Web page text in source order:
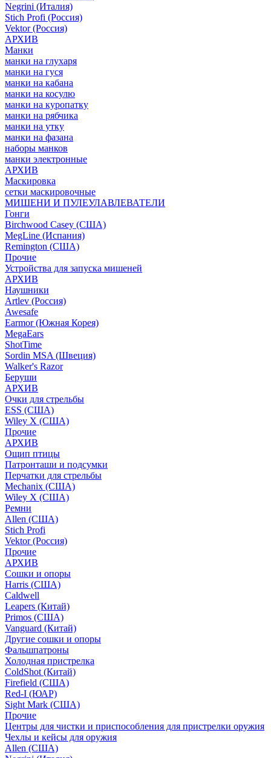
Negrini (Италия)
Stich Profi (Россия)
Vektor (Россия)
АРХИВ
Манки
манки на глухаря
манки на гуся
манки на кабана
манки на косулю
манки на куропатку
манки на рябчика
манки на утку
манки на фазана
наборы манков
манки электронные
АРХИВ
Маскировка
сетки маскировочные
МИШЕНИ И ПУЛЕУЛАВЛЕВАТЕЛИ
Гонги
Birchwood Casey (США)
MegLine (Испания)
Remington (США)
Прочие
Устройства для запуска мишеней
АРХИВ
Наушники
Artlev (Россия)
Awesafe
Earmor (Южная Корея)
MegaEars
ShotTime
Sordin MSA (Швеция)
Walker's Razor
Беруши
АРХИВ
Очки для стрельбы
ESS (США)
Wiley X (США)
Прочие
АРХИВ
Ощип птицы
Патронташи и подсумки
Перчатки для стрельбы
Mechanix (США)
Wiley X (США)
Ремни
Allen (США)
Stich Profi
Vektor (Россия)
Прочие
АРХИВ
Сошки и опоры
Harris (США)
Caldwell
Leapers (Китай)
Primos (США)
Vanguard (Китай)
Другие сошки и опоры
Фальшпатроны
Холодная пристрелка
ColdShot (Китай)
Firefield (США)
Red-I (ЮАР)
Sight Mark (США)
Прочие
Центры для чистки и приспособления для пристрелки оружия
Чехлы и кейсы для оружия
Allen (США)